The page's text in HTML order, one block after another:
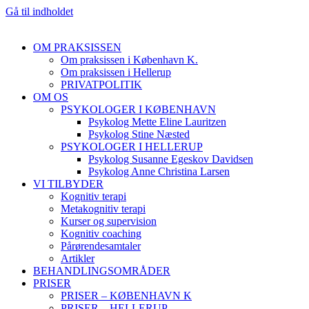
Gå til indholdet
OM PRAKSISSEN
Om praksissen i København K.
Om praksissen i Hellerup
PRIVATPOLITIK
OM OS
PSYKOLOGER I KØBENHAVN
Psykolog Mette Eline Lauritzen
Psykolog Stine Næsted
PSYKOLOGER I HELLERUP
Psykolog Susanne Egeskov Davidsen
Psykolog Anne Christina Larsen
VI TILBYDER
Kognitiv terapi
Metakognitiv terapi
Kurser og supervision
Kognitiv coaching
Pårørendesamtaler
Artikler
BEHANDLINGSOMRÅDER
PRISER
PRISER – KØBENHAVN K